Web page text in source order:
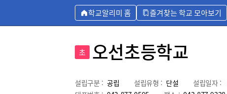
학교알리미 홈 즐겨찾는 학교 모아보기
초 오선초등학교
설립구분 : 공립 설립유형 : 단설 설립일자 :